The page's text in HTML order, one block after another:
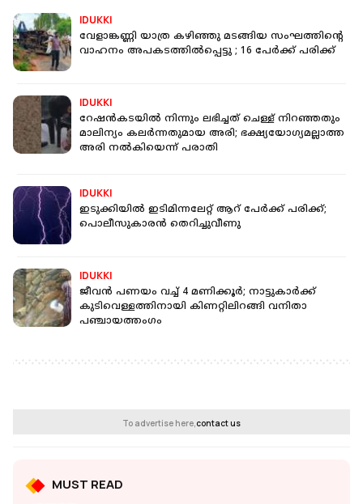
IDUKKI
വേളാങ്കണ്ണി യാത്ര കഴിഞ്ഞു മടങ്ങിയ സംഘത്തിൻ്റെ
വാഹനം അപകടത്തിൽപ്പെട്ടു ; 16 പേ‍ർക്ക് പരിക്ക്
IDUKKI
റേഷൻകടയിൽ നിന്നും ലഭിച്ചത് ചെള്ള് നിറഞ്ഞതും
മാലിന്യം കലർന്നതുമായ അരി; ഭക്ഷ്യയോഗ്യമല്ലാത്ത
അരി നൽകിയെന്ന് പരാതി
IDUKKI
ഇടുക്കിയില്‍ ഇടിമിന്നലേറ്റ് ആറ് പേര്‍ക്ക് പരിക്ക്;
പൊലീസുകാരൻ തെറിച്ചുവീണു
IDUKKI
ജീവൻ പണയം വച്ച് 4 മണിക്കൂർ; നാട്ടുകാർക്ക്
കുടിവെള്ളത്തിനായി കിണറ്റിലിറങ്ങി വനിതാ
പഞ്ചായത്തംഗം
To advertise here,contact us
MUST READ